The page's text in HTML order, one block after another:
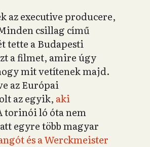
az executive producere,
csillag című
tette a Budapesti
a filmet, amire úgy
mit vetítenek majd.
az Európai
az egyik, aki
torinói ló óta nem
egyre több magyar
és a Werckmeister